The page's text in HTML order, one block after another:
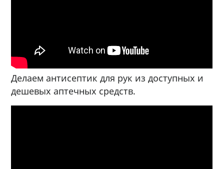
Делаем антисептик для рук из доступных и
дешевых аптечных средств.